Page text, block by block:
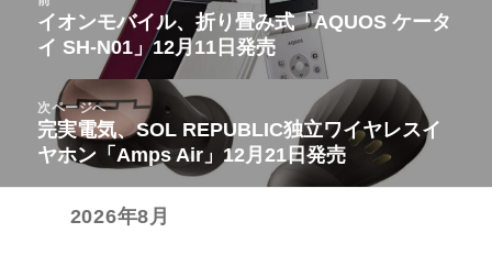
前
の
稿:
イオンモバイル、折り畳み式「AQUOS ケータ
イ SH-N01」12月11日発売
次ページへ
次
の
投
完実電気、SOL REPUBLIC独立ワイヤレスイ
ヤホン「Amps Air」12月21日発売
2026年8月